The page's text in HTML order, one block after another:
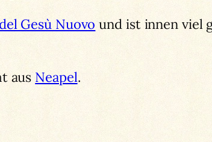
Gesù Nuovo und ist innen viel
aus Neapel.